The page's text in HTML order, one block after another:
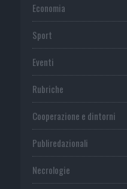
Economia
Sport
Eventi
Rubriche
Cooperazione e dintorni
Publiredazionali
Necrologie